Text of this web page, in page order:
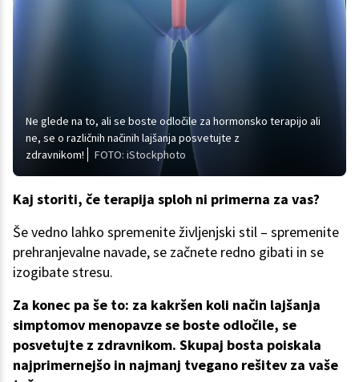
Ne glede na to, ali se boste odločile za hormonsko terapijo ali
ne, se o različnih načinih lajšanja posvetujte z
zdravnikom!
FOTO: iStockphoto
Kaj storiti, če terapija sploh ni primerna za vas?
Še vedno lahko spremenite življenjski stil – spremenite
prehranjevalne navade, se začnete redno gibati in se
izogibate stresu.
Za konec pa še to: za kakršen koli način lajšanja
simptomov menopavze se boste odločile, se
posvetujte z zdravnikom. Skupaj bosta poiskala
najprimernejšo in najmanj tvegano rešitev za vaše